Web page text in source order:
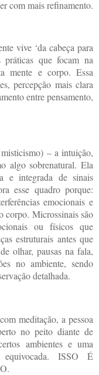
com mais refinamento.
vive ‘da cabeça para
práticas que focam na
mente e corpo. Essa
percepção mais clara
entre pensamento,
– a intuição,
algo sobrenatural. Ela
e integrada de sinais
esse quadro porque:
emocionais e
corpo. Microssinais são
ou físicos que
estruturais antes que
olhar, pausas na fala,
no ambiente, sendo
detalhada.
meditação, a pessoa
no peito diante de
ambientes e uma
ISSO É